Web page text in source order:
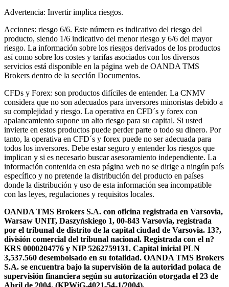
Advertencia: Invertir implica riesgos.
Acciones: riesgo 6/6. Este número es indicativo del riesgo del
producto, siendo 1/6 indicativo del menor riesgo y 6/6 del mayor
riesgo. La información sobre los riesgos derivados de los productos
así como sobre los costes y tarifas asociados con los diversos
servicios está disponible en la página web de OANDA TMS
Brokers dentro de la sección Documentos.
CFDs y Forex: son productos difíciles de entender. La CNMV
considera que no son adecuados para inversores minoristas debido a
su complejidad y riesgo. La operativa en CFD´s y forex con
apalancamiento supone un alto riesgo para su capital. Si usted
invierte en estos productos puede perder parte o todo su dinero. Por
tanto, la operativa en CFD´s y forex puede no ser adecuada para
todos los inversores. Debe estar seguro y entender los riesgos que
implican y si es necesario buscar asesoramiento independiente. La
información contenida en esta página web no se dirige a ningún país
específico y no pretende la distribución del producto en países
donde la distribución y uso de esta información sea incompatible
con las leyes, regulaciones y requisitos locales.
OANDA TMS Brokers S.A. con oficina registrada en Varsovia,
Warsaw UNIT, Daszyńskiego 1, 00-843 Varsovia, registrada
por el tribunal de distrito de la capital ciudad de Varsovia. 13?,
división comercial del tribunal nacional. Registrada con el n?
KRS 0000204776 y NIP 5262759131. Capital inicial PLN
3,537.560 desembolsado en su totalidad. OANDA TMS Brokers
S.A. se encuentra bajo la supervisión de la autoridad polaca de
supervisión financiera según su autorización otorgada el 23 de